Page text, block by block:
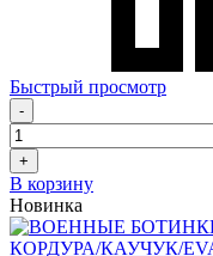
Быстрый просмотр
-
+
В корзину
Новинка